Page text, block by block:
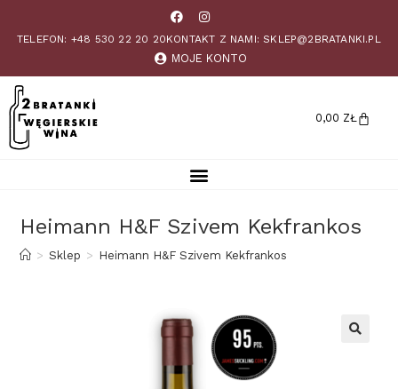
TELEFON: +48 530 22 20 20KONTAKT Z NAMI: SKLEP@2BRATANKI.PL
MOJE KONTO
0,00 ZŁ
Heimann H&F Szivem Kekfrankos
> Sklep > Heimann H&F Szivem Kekfrankos